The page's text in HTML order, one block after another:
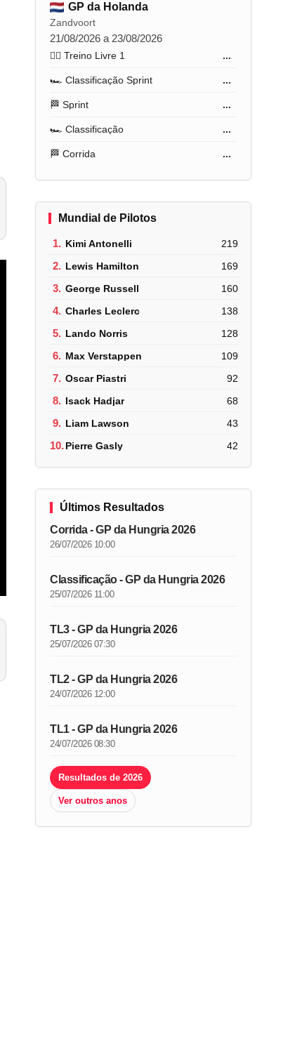
GP da Holanda
Zandvoort
21/08/2026 a 23/08/2026
🏋️‍♂️ Treino Livre 1 ...
🏎️ Classificação Sprint ...
🏁 Sprint ...
🏎️ Classificação ...
🏁 Corrida ...
Mundial de Pilotos
1. Kimi Antonelli 219
2. Lewis Hamilton 169
3. George Russell 160
4. Charles Leclerc 138
5. Lando Norris 128
6. Max Verstappen 109
7. Oscar Piastri 92
8. Isack Hadjar 68
9. Liam Lawson 43
10.Pierre Gasly 42
Últimos Resultados
Corrida - GP da Hungria 2026
26/07/2026 10:00
Classificação - GP da Hungria 2026
25/07/2026 11:00
TL3 - GP da Hungria 2026
25/07/2026 07:30
TL2 - GP da Hungria 2026
24/07/2026 12:00
TL1 - GP da Hungria 2026
24/07/2026 08:30
Resultados de 2026
Ver outros anos